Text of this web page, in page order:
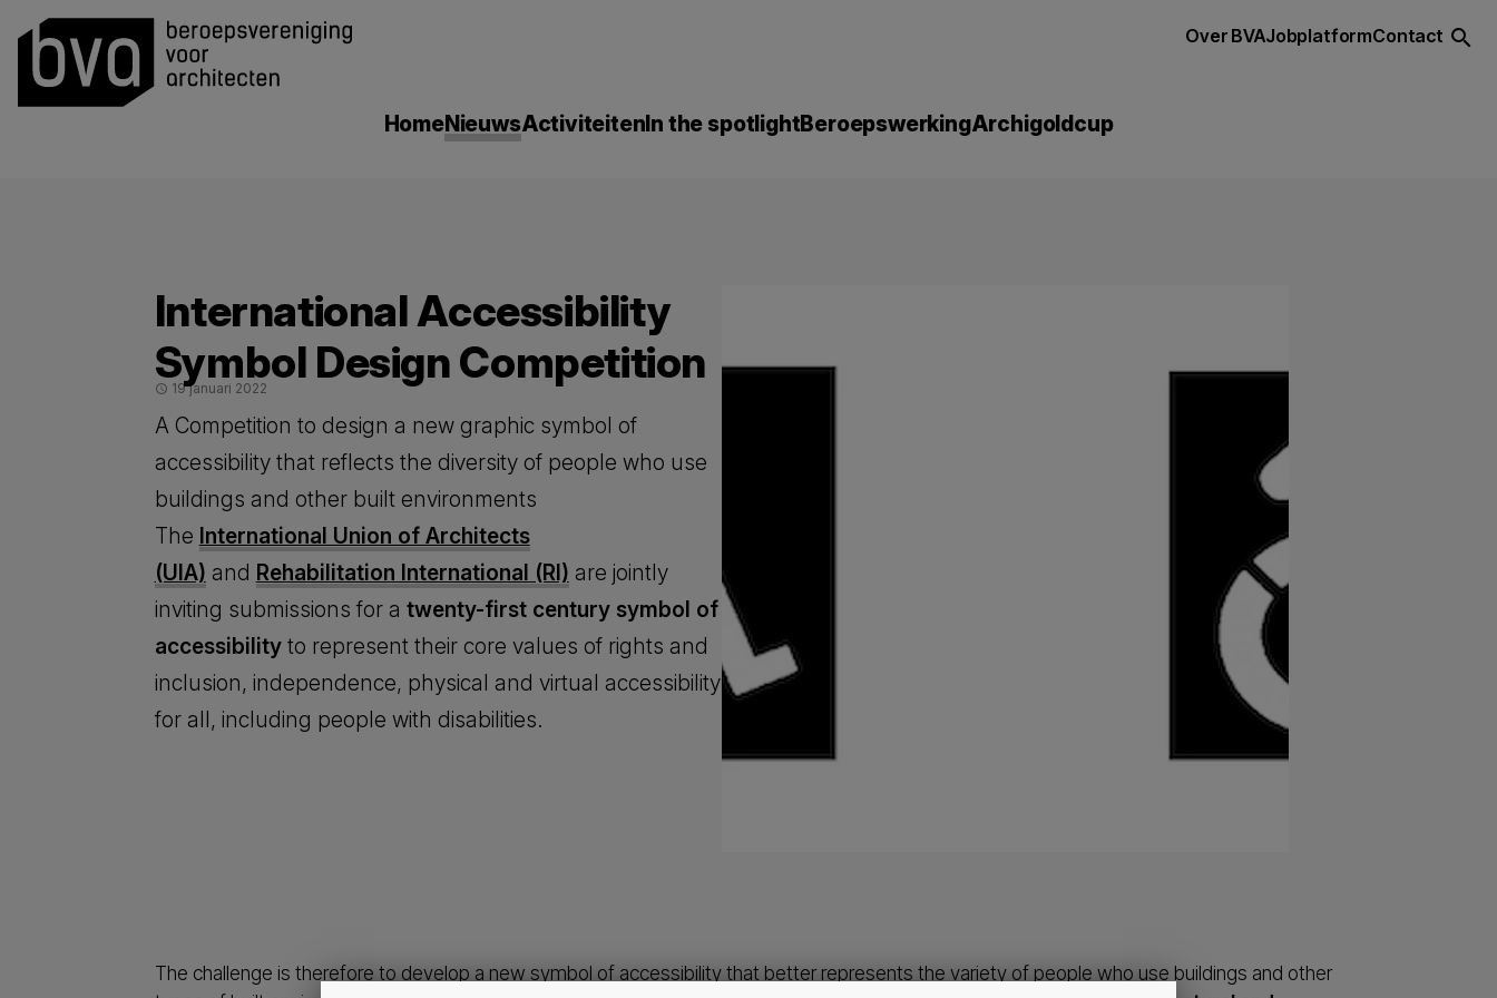
Over BVAJobplatformContact search
HomeNieuwsActiviteitenIn the spotlightBeroepswerkingArchigoldcup
International Accessibility
Symbol Design Competition
schedule 19 januari 2022
A Competition to design a new graphic symbol of
accessibility that reflects the diversity of people who use
buildings and other built environments
The International Union of Architects
(UIA) and Rehabilitation International (RI) are jointly
inviting submissions for a twenty-first century symbol of
accessibilityto represent their core values of rights and
inclusion, independence, physical and virtual accessibility
for all, including people with disabilities.
The challenge is therefore to develop a new symbol of accessibility that better represents the variety of people who use buildings and other